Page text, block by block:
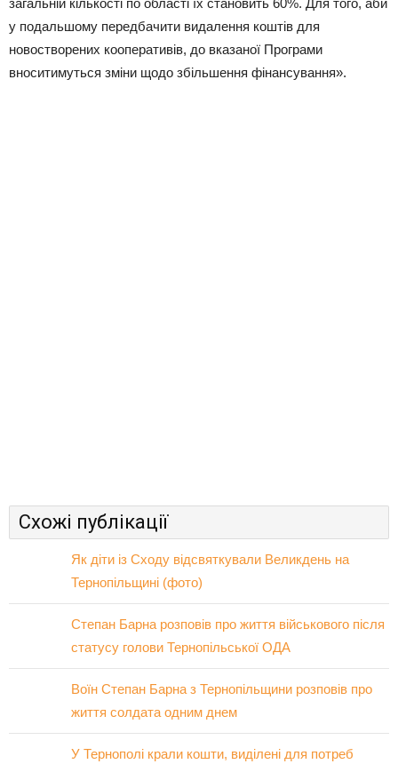
загальній кількості по області їх становить 60%. Для того, аби
у подальшому передбачити видалення коштів для
новостворених кооперативів, до вказаної Програми
вноситимуться зміни щодо збільшення фінансування».
Схожі публікації
Як діти із Сходу відсвяткували Великдень на
Тернопільщині (фото)
Степан Барна розповів про життя військового після
статусу голови Тернопільської ОДА
Воїн Степан Барна з Тернопільщини розповів про
життя солдата одним днем
У Тернополі крали кошти, виділені для потреб